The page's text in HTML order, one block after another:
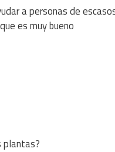
a personas de
es muy bueno
plantas?